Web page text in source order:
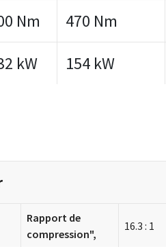
Nm 470 Nm
kW 154 kW
Rapport de
compression",
16.3 : 1